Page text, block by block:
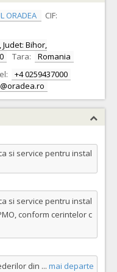
ORADEA
CIF:
Judet: Bihor,
Tara:
Romania
+4 0259437000
si service pentru instal
si service pentru instal
conform cerintelor c
din ... mai departe